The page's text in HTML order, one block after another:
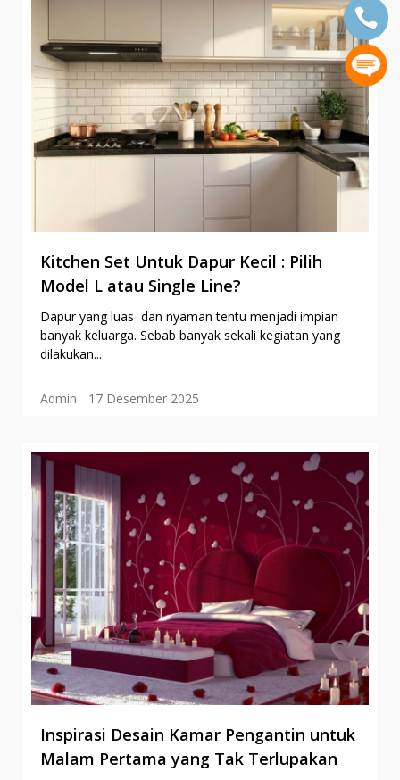
Kitchen Set Untuk Dapur Kecil : Pilih
Model L atau Single Line?
Dapur yang luas dan nyaman tentu menjadi impian
banyak keluarga. Sebab banyak sekali kegiatan yang
dilakukan...
Admin 17 Desember 2025
Inspirasi Desain Kamar Pengantin untuk
Malam Pertama yang Tak Terlupakan